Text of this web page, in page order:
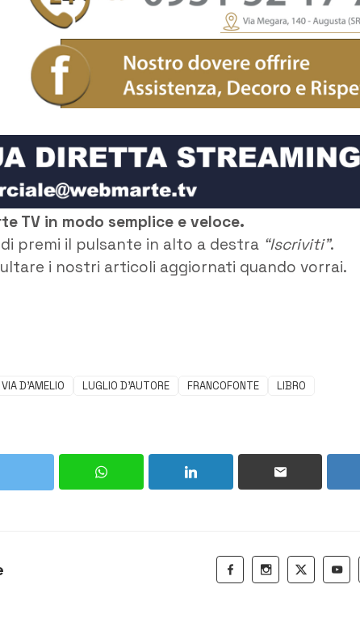
TV in modo semplice e veloce.
premi il pulsante in alto a destra “Iscriviti”.
i nostri articoli aggiornati quando vorrai.
D'AMELIO LUGLIO D'AUTORE FRANCOFONTE
LIBRO